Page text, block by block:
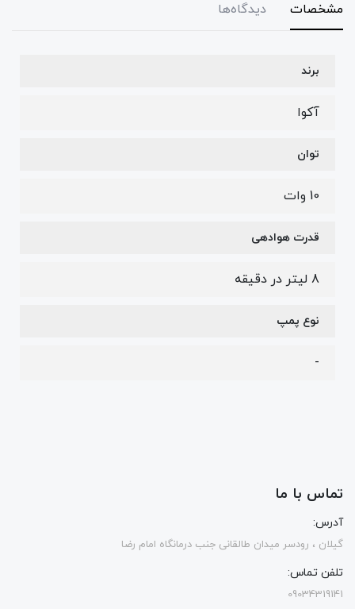
مشخصات دیدگاه‌ها
برند
آکوا
توان
10 وات
قدرت هوادهی
8 لیتر در دقیقه
نوع پمپ
-
تماس با ما
آدرس:
گیلان ، رودسر میدان طالقانی جنب درمانگاه امام رضا
تلفن تماس:
09034319141